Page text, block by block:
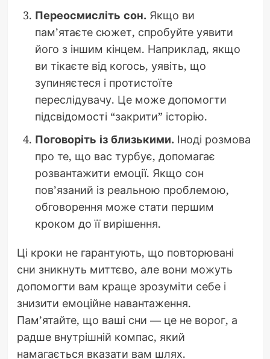
Переосмисліть сон. Якщо ви
пам’ятаєте сюжет, спробуйте уявити
його з іншим кінцем. Наприклад, якщо
ви тікаєте від когось, уявіть, що
зупиняєтеся і протистоїте
переслідувачу. Це може допомогти
підсвідомості “закрити” історію.
Поговоріть із близькими. Іноді розмова
про те, що вас турбує, допомагає
розвантажити емоції. Якщо сон
пов’язаний із реальною проблемою,
обговорення може стати першим
кроком до її вирішення.
Ці кроки не гарантують, що повторювані
сни зникнуть миттєво, але вони можуть
допомогти вам краще зрозуміти себе і
знизити емоційне навантаження.
Пам’ятайте, що ваші сни — це не ворог, а
радше внутрішній компас, який
намагається вказати вам шлях.